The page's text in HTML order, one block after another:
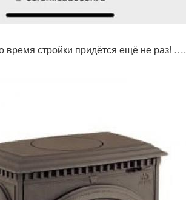
время стройки придётся ещё не раз! ….